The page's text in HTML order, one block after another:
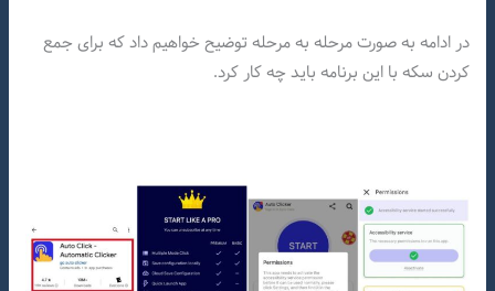
در ادامه به صورت مرحله به مرحله توضیح خواهیم داد که برای جمع
کردن سکه با این برنامه باید چه کار کرد.